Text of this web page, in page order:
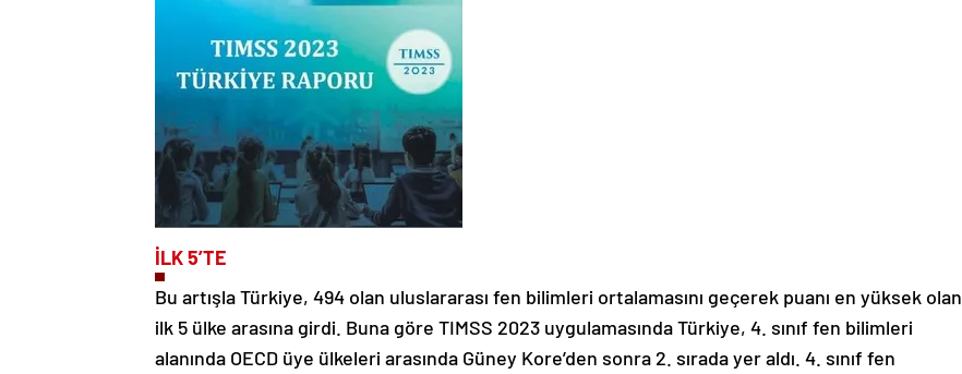
İLK 5’TE
Bu artışla Türkiye, 494 olan uluslararası fen bilimleri ortalamasını geçerek puanı en yüksek olan
ilk 5 ülke arasına girdi. Buna göre TIMSS 2023 uygulamasında Türkiye, 4. sınıf fen bilimleri
alanında OECD üye ülkeleri arasında Güney Kore’den sonra 2. sırada yer aldı. 4. sınıf fen